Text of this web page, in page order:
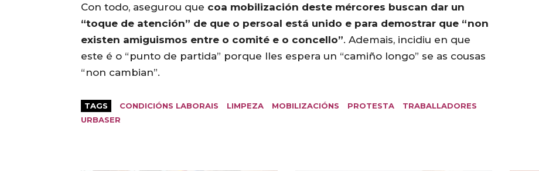
Con todo, asegurou que coa mobilización deste mércores buscan dar un
“toque de atención” de que o persoal está unido e para demostrar que “non
existen amiguismos entre o comité e o concello”. Ademais, incidiu en que
este é o “punto de partida” porque lles espera un “camiño longo” se as cousas
“non cambian”.
TAGS CONDICIÓNS LABORAIS LIMPEZA MOBILIZACIÓNS PROTESTA
TRABALLADORES
URBASER